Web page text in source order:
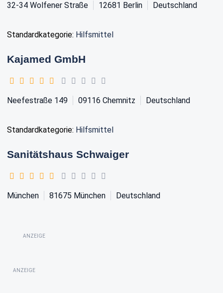
32-34 Wolfener Straße 12681 Berlin Deutschland
Standardkategorie: Hilfsmittel
Kajamed GmbH
Neefestraße 149 09116 Chemnitz Deutschland
Standardkategorie: Hilfsmittel
Sanitätshaus Schwaiger
München 81675 München Deutschland
ANZEIGE
ANZEIGE